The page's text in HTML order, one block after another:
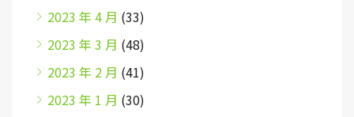
2023 年 4 月 (33)
2023 年 3 月 (48)
2023 年 2 月 (41)
2023 年 1 月 (30)